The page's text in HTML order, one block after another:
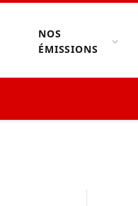
NOS
ÉMISSIONS